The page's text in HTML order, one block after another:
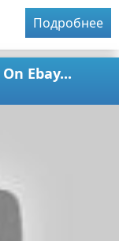
Подробнее
Ebay...